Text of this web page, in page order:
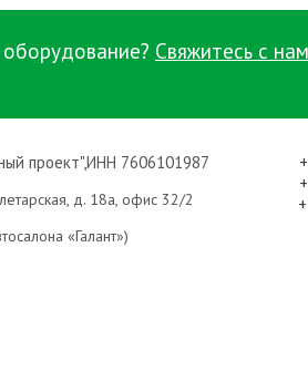
Свяжитесь с
проект",ИНН 7606101987
д. 18а, офис 32/2
«Галант»)